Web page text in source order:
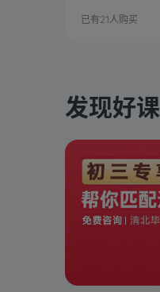
已有21人购买
发现好课